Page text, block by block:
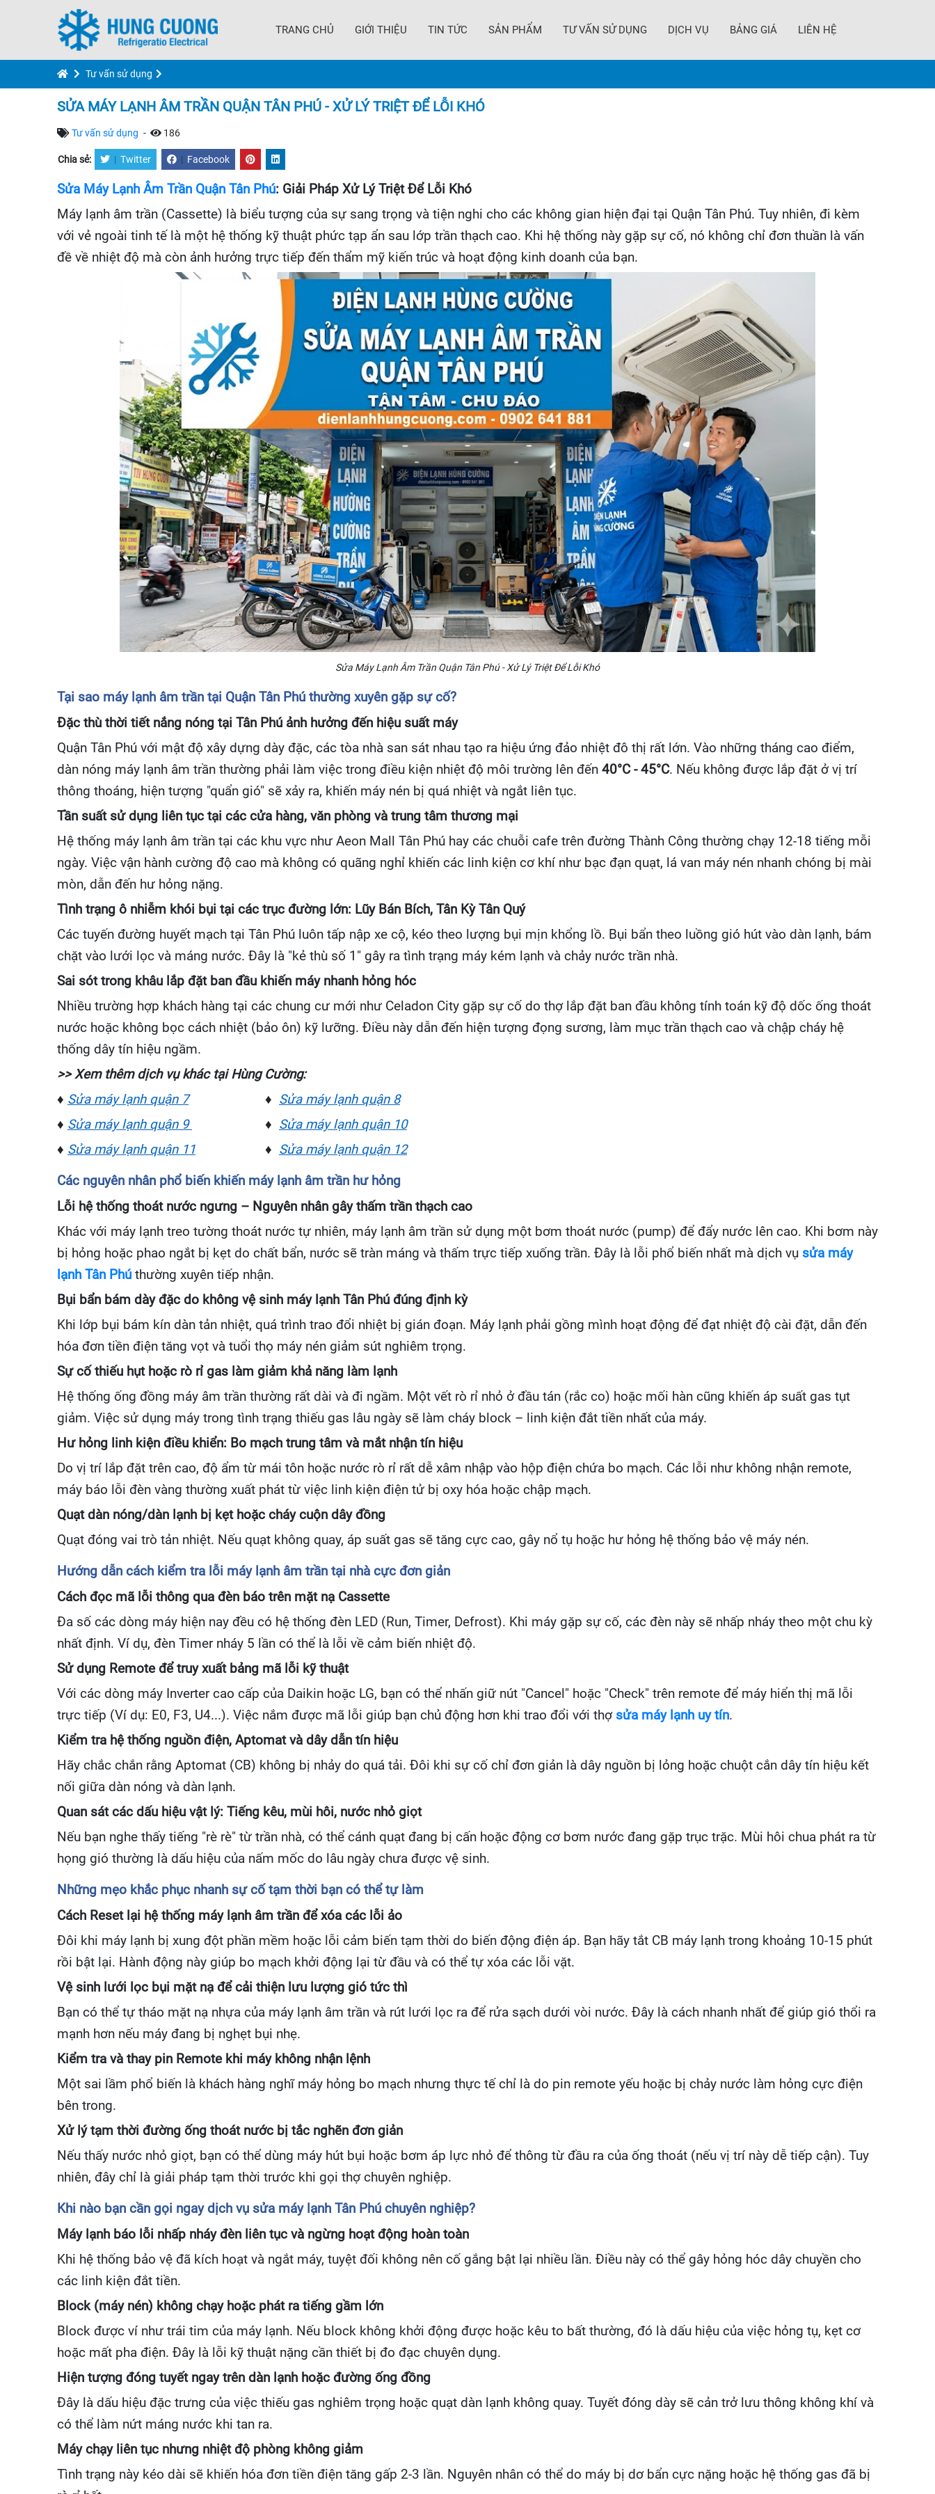
TRANG CHỦ GIỚI THIỆU TIN TỨC SẢN PHẨM TƯ VẤN SỬ DỤNG DỊCH VỤ BẢNG GIÁ LIÊN HỆ
Tư vấn sử dụng
SỬA MÁY LẠNH ÂM TRẦN QUẬN TÂN PHÚ - XỬ LÝ TRIỆT ĐỂ LỖI KHÓ
Tư vấn sử dụng - 186
Chia sẻ: | Twitter | Facebook
Sửa Máy Lạnh Âm Trần Quận Tân Phú: Giải Pháp Xử Lý Triệt Để Lỗi Khó
Máy lạnh âm trần (Cassette) là biểu tượng của sự sang trọng và tiện nghi cho các không gian hiện đại tại Quận Tân Phú. Tuy nhiên, đi kèm
với vẻ ngoài tinh tế là một hệ thống kỹ thuật phức tạp ẩn sau lớp trần thạch cao. Khi hệ thống này gặp sự cố, nó không chỉ đơn thuần là vấn
đề về nhiệt độ mà còn ảnh hưởng trực tiếp đến thẩm mỹ kiến trúc và hoạt động kinh doanh của bạn.
Sửa Máy Lạnh Âm Trần Quận Tân Phú - Xử Lý Triệt Để Lỗi Khó
Tại sao máy lạnh âm trần tại Quận Tân Phú thường xuyên gặp sự cố?
Đặc thù thời tiết nắng nóng tại Tân Phú ảnh hưởng đến hiệu suất máy
Quận Tân Phú với mật độ xây dựng dày đặc, các tòa nhà san sát nhau tạo ra hiệu ứng đảo nhiệt đô thị rất lớn. Vào những tháng cao điểm,
dàn nóng máy lạnh âm trần thường phải làm việc trong điều kiện nhiệt độ môi trường lên đến 40°C - 45°C. Nếu không được lắp đặt ở vị trí
thông thoáng, hiện tượng "quẩn gió" sẽ xảy ra, khiến máy nén bị quá nhiệt và ngắt liên tục.
Tần suất sử dụng liên tục tại các cửa hàng, văn phòng và trung tâm thương mại
Hệ thống máy lạnh âm trần tại các khu vực như Aeon Mall Tân Phú hay các chuỗi cafe trên đường Thành Công thường chạy 12-18 tiếng mỗi
ngày. Việc vận hành cường độ cao mà không có quãng nghỉ khiến các linh kiện cơ khí như bạc đạn quạt, lá van máy nén nhanh chóng bị mài
mòn, dẫn đến hư hỏng nặng.
Tình trạng ô nhiễm khói bụi tại các trục đường lớn: Lũy Bán Bích, Tân Kỳ Tân Quý
Các tuyến đường huyết mạch tại Tân Phú luôn tấp nập xe cộ, kéo theo lượng bụi mịn khổng lồ. Bụi bẩn theo luồng gió hút vào dàn lạnh, bám
chặt vào lưới lọc và máng nước. Đây là "kẻ thù số 1" gây ra tình trạng máy kém lạnh và chảy nước trần nhà.
Sai sót trong khâu lắp đặt ban đầu khiến máy nhanh hỏng hóc
Nhiều trường hợp khách hàng tại các chung cư mới như Celadon City gặp sự cố do thợ lắp đặt ban đầu không tính toán kỹ độ dốc ống thoát
nước hoặc không bọc cách nhiệt (bảo ôn) kỹ lưỡng. Điều này dẫn đến hiện tượng đọng sương, làm mục trần thạch cao và chập cháy hệ
thống dây tín hiệu ngầm.
>> Xem thêm dịch vụ khác tại Hùng Cường:
♦ Sửa máy lạnh quận 7 ♦ Sửa máy lạnh quận 8
♦ Sửa máy lạnh quận 9 ♦ Sửa máy lạnh quận 10
♦ Sửa máy lạnh quận 11 ♦ Sửa máy lạnh quận 12
Các nguyên nhân phổ biến khiến máy lạnh âm trần hư hỏng
Lỗi hệ thống thoát nước ngưng – Nguyên nhân gây thấm trần thạch cao
Khác với máy lạnh treo tường thoát nước tự nhiên, máy lạnh âm trần sử dụng một bơm thoát nước (pump) để đẩy nước lên cao. Khi bơm này
bị hỏng hoặc phao ngắt bị kẹt do chất bẩn, nước sẽ tràn máng và thấm trực tiếp xuống trần. Đây là lỗi phổ biến nhất mà dịch vụ sửa máy
lạnh Tân Phú thường xuyên tiếp nhận.
Bụi bẩn bám dày đặc do không vệ sinh máy lạnh Tân Phú đúng định kỳ
Khi lớp bụi bám kín dàn tản nhiệt, quá trình trao đổi nhiệt bị gián đoạn. Máy lạnh phải gồng mình hoạt động để đạt nhiệt độ cài đặt, dẫn đến
hóa đơn tiền điện tăng vọt và tuổi thọ máy nén giảm sút nghiêm trọng.
Sự cố thiếu hụt hoặc rò rỉ gas làm giảm khả năng làm lạnh
Hệ thống ống đồng máy âm trần thường rất dài và đi ngầm. Một vết rò rỉ nhỏ ở đầu tán (rắc co) hoặc mối hàn cũng khiến áp suất gas tụt
giảm. Việc sử dụng máy trong tình trạng thiếu gas lâu ngày sẽ làm cháy block – linh kiện đắt tiền nhất của máy.
Hư hỏng linh kiện điều khiển: Bo mạch trung tâm và mắt nhận tín hiệu
Do vị trí lắp đặt trên cao, độ ẩm từ mái tôn hoặc nước rò rỉ rất dễ xâm nhập vào hộp điện chứa bo mạch. Các lỗi như không nhận remote,
máy báo lỗi đèn vàng thường xuất phát từ việc linh kiện điện tử bị oxy hóa hoặc chập mạch.
Quạt dàn nóng/dàn lạnh bị kẹt hoặc cháy cuộn dây đồng
Quạt đóng vai trò tản nhiệt. Nếu quạt không quay, áp suất gas sẽ tăng cực cao, gây nổ tụ hoặc hư hỏng hệ thống bảo vệ máy nén.
Hướng dẫn cách kiểm tra lỗi máy lạnh âm trần tại nhà cực đơn giản
Cách đọc mã lỗi thông qua đèn báo trên mặt nạ Cassette
Đa số các dòng máy hiện nay đều có hệ thống đèn LED (Run, Timer, Defrost). Khi máy gặp sự cố, các đèn này sẽ nhấp nháy theo một chu kỳ
nhất định. Ví dụ, đèn Timer nháy 5 lần có thể là lỗi về cảm biến nhiệt độ.
Sử dụng Remote để truy xuất bảng mã lỗi kỹ thuật
Với các dòng máy Inverter cao cấp của Daikin hoặc LG, bạn có thể nhấn giữ nút "Cancel" hoặc "Check" trên remote để máy hiển thị mã lỗi
trực tiếp (Ví dụ: E0, F3, U4...). Việc nắm được mã lỗi giúp bạn chủ động hơn khi trao đổi với thợ sửa máy lạnh uy tín.
Kiểm tra hệ thống nguồn điện, Aptomat và dây dẫn tín hiệu
Hãy chắc chắn rằng Aptomat (CB) không bị nhảy do quá tải. Đôi khi sự cố chỉ đơn giản là dây nguồn bị lỏng hoặc chuột cắn dây tín hiệu kết
nối giữa dàn nóng và dàn lạnh.
Quan sát các dấu hiệu vật lý: Tiếng kêu, mùi hôi, nước nhỏ giọt
Nếu bạn nghe thấy tiếng "rè rè" từ trần nhà, có thể cánh quạt đang bị cấn hoặc động cơ bơm nước đang gặp trục trặc. Mùi hôi chua phát ra từ
họng gió thường là dấu hiệu của nấm mốc do lâu ngày chưa được vệ sinh.
Những mẹo khắc phục nhanh sự cố tạm thời bạn có thể tự làm
Cách Reset lại hệ thống máy lạnh âm trần để xóa các lỗi ảo
Đôi khi máy lạnh bị xung đột phần mềm hoặc lỗi cảm biến tạm thời do biến động điện áp. Bạn hãy tắt CB máy lạnh trong khoảng 10-15 phút
rồi bật lại. Hành động này giúp bo mạch khởi động lại từ đầu và có thể tự xóa các lỗi vặt.
Vệ sinh lưới lọc bụi mặt nạ để cải thiện lưu lượng gió tức thì
Bạn có thể tự tháo mặt nạ nhựa của máy lạnh âm trần và rút lưới lọc ra để rửa sạch dưới vòi nước. Đây là cách nhanh nhất để giúp gió thổi ra
mạnh hơn nếu máy đang bị nghẹt bụi nhẹ.
Kiểm tra và thay pin Remote khi máy không nhận lệnh
Một sai lầm phổ biến là khách hàng nghĩ máy hỏng bo mạch nhưng thực tế chỉ là do pin remote yếu hoặc bị chảy nước làm hỏng cực điện
bên trong.
Xử lý tạm thời đường ống thoát nước bị tắc nghẽn đơn giản
Nếu thấy nước nhỏ giọt, bạn có thể dùng máy hút bụi hoặc bơm áp lực nhỏ để thông từ đầu ra của ống thoát (nếu vị trí này dễ tiếp cận). Tuy
nhiên, đây chỉ là giải pháp tạm thời trước khi gọi thợ chuyên nghiệp.
Khi nào bạn cần gọi ngay dịch vụ sửa máy lạnh Tân Phú chuyên nghiệp?
Máy lạnh báo lỗi nhấp nháy đèn liên tục và ngừng hoạt động hoàn toàn
Khi hệ thống bảo vệ đã kích hoạt và ngắt máy, tuyệt đối không nên cố gắng bật lại nhiều lần. Điều này có thể gây hỏng hóc dây chuyền cho
các linh kiện đắt tiền.
Block (máy nén) không chạy hoặc phát ra tiếng gầm lớn
Block được ví như trái tim của máy lạnh. Nếu block không khởi động được hoặc kêu to bất thường, đó là dấu hiệu của việc hỏng tụ, kẹt cơ
hoặc mất pha điện. Đây là lỗi kỹ thuật nặng cần thiết bị đo đạc chuyên dụng.
Hiện tượng đóng tuyết ngay trên dàn lạnh hoặc đường ống đồng
Đây là dấu hiệu đặc trưng của việc thiếu gas nghiêm trọng hoặc quạt dàn lạnh không quay. Tuyết đóng dày sẽ cản trở lưu thông không khí và
có thể làm nứt máng nước khi tan ra.
Máy chạy liên tục nhưng nhiệt độ phòng không giảm
Tình trạng này kéo dài sẽ khiến hóa đơn tiền điện tăng gấp 2-3 lần. Nguyên nhân có thể do máy bị dơ bẩn cực nặng hoặc hệ thống gas đã bị